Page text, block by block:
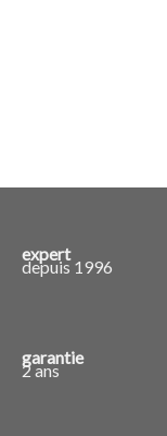
expert
depuis 1996
garantie
2 ans